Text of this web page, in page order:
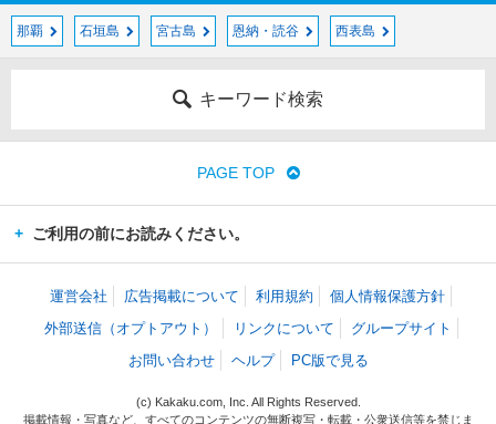
那覇 石垣島 宮古島 恩納・読谷 西表島
キーワード検索
PAGE TOP
ご利用の前にお読みください。
運営会社 広告掲載について 利用規約
個人情報保護方針
外部送信（オプトアウト）
リンクについて
グループサイト
お問い合わせ
ヘルプ PC版で見る
(c) Kakaku.com, Inc. All Rights Reserved.
掲載情報・写真など、すべてのコンテンツの無断複写・転載・公衆送信等を禁じま